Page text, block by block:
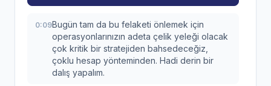
0:09Bugün tam da bu felaketi önlemek için
operasyonlarınızın adeta çelik yeleği olacak
çok kritik bir stratejiden bahsedeceğiz,
çoklu hesap yönteminden. Hadi derin bir
dalış yapalım.